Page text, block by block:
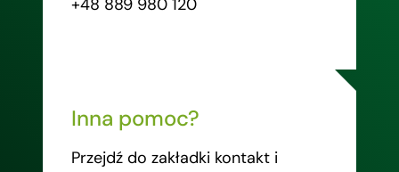
+48 889 980 120
Inna pomoc?
Przejdź do zakładki kontakt i